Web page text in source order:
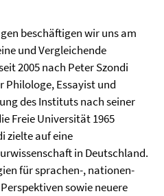
beschäftigen wir uns am
und Vergleichende
2005 nach Peter Szondi
Philologe, Essayist und
des Instituts nach seiner
Freie Universität 1965
zielte auf eine
in Deutschland.
für sprachen-, nationen-
sowie neuere